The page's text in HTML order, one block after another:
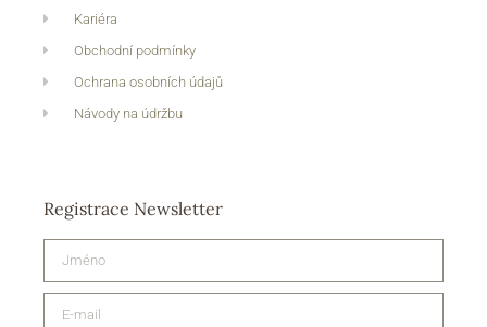
Kariéra
Obchodní podmínky
Ochrana osobních údajů
Návody na údržbu
Registrace Newsletter